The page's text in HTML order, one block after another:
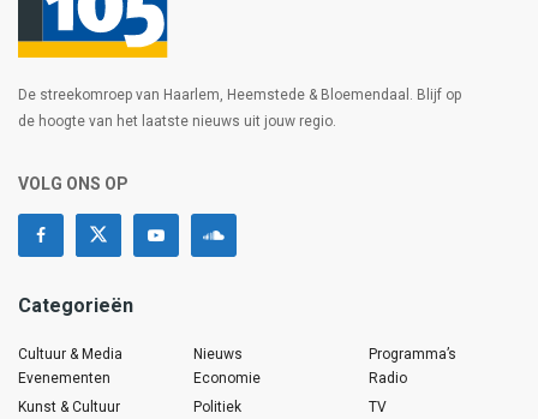
De streekomroep van Haarlem, Heemstede & Bloemendaal. Blijf op
de hoogte van het laatste nieuws uit jouw regio.
VOLG ONS OP
Categorieën
Cultuur & Media
Evenementen
Kunst & Cultuur
Nieuws
Economie
Politiek
Programma’s
Radio
TV